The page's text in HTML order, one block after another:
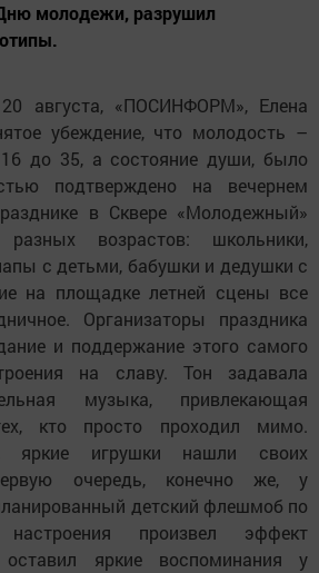
молодежи, разрушил
августа, «ПОСИНФОРМ», Елена
убеждение, что молодость –
до 35, а состояние души, было
подтверждено на вечернем
в Сквере «Молодежный»
возрастов: школьники,
с детьми, бабушки и дедушки с
на площадке летней сцены все
Организаторы праздника
и поддержание этого самого
на славу. Тон задавала
музыка, привлекающая
кто просто проходил мимо.
яркие игрушки нашли своих
очередь, конечно же, у
детский флешмоб по
произвел эффект
яркие воспоминания у